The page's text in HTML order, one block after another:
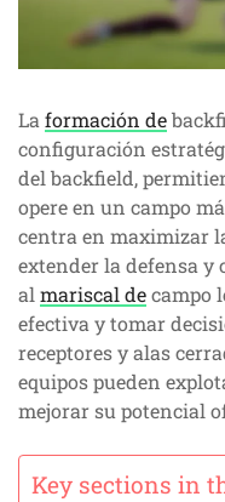
Laformación de
configuración
del backfield,
opere en un campo
centra en maximizar
extender la defensa y
almariscal decampo
efectiva y tomar
receptores y alas
equipos pueden
mejorar su potencial
Key sections in